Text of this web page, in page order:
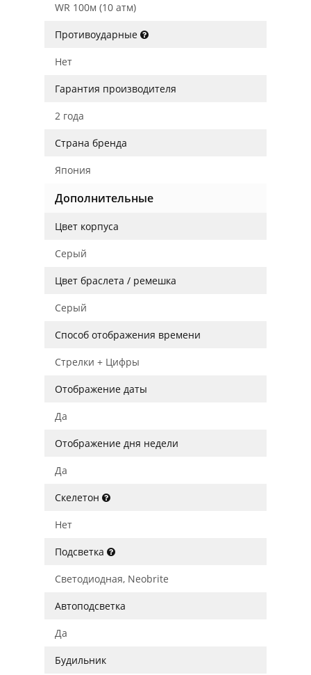
WR 100м (10 атм)
Противоударные
Нет
Гарантия производителя
2 года
Страна бренда
Япония
Дополнительные
Цвет корпуса
Серый
Цвет браслета / ремешка
Серый
Способ отображения времени
Стрелки + Цифры
Отображение даты
Да
Отображение дня недели
Да
Скелетон
Нет
Подсветка
Светодиодная, Neobrite
Автоподсветка
Да
Будильник